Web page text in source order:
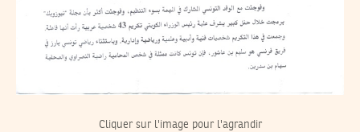
Cliquer sur l'image pour l'agrandir